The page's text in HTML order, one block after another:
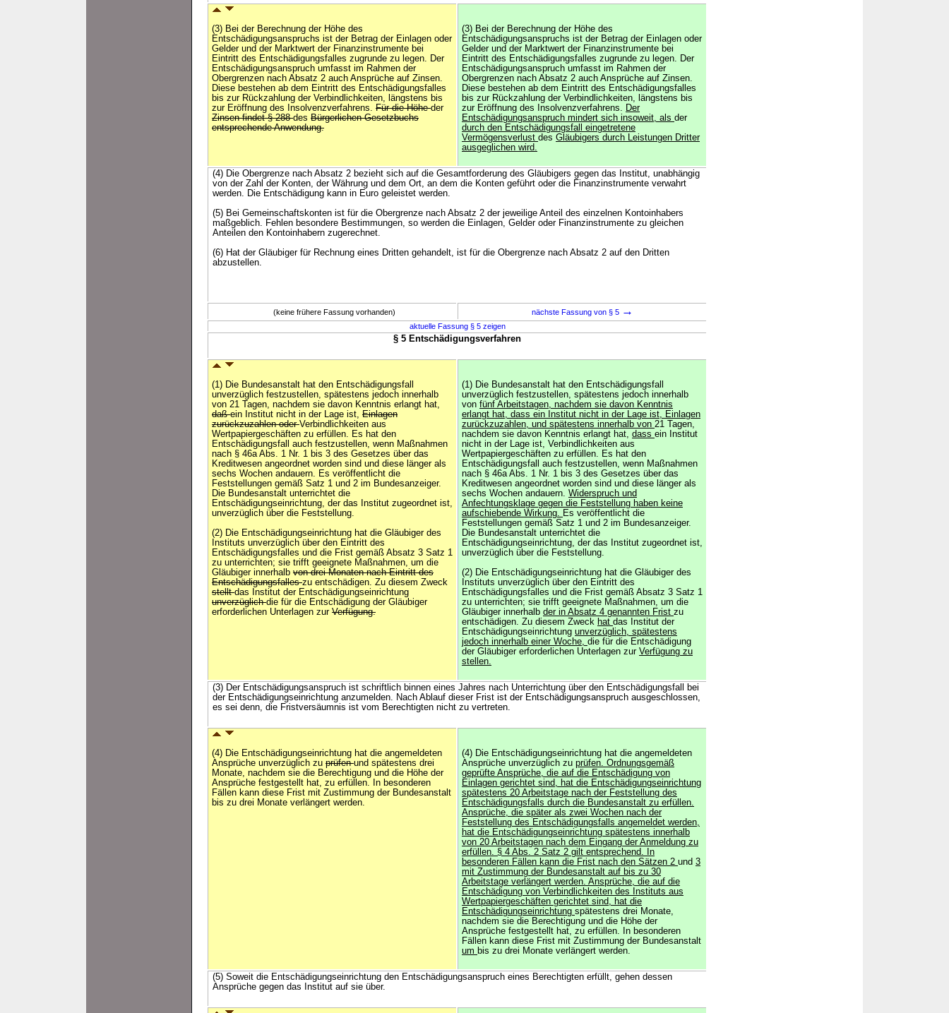
(3) Bei der Berechnung der Höhe des
Entschädigungsanspruchs ist der Betrag der Einlagen oder
Gelder und der Marktwert der Finanzinstrumente bei
Eintritt des Entschädigungsfalles zugrunde zu legen. Der
Entschädigungsanspruch umfasst im Rahmen der
Obergrenzen nach Absatz 2 auch Ansprüche auf Zinsen.
Diese bestehen ab dem Eintritt des Entschädigungsfalles
bis zur Rückzahlung der Verbindlichkeiten, längstens bis
zur Eröffnung des Insolvenzverfahrens. Für die Höheder
Zinsen findet § 288des Bürgerlichen Gesetzbuchs
entsprechende Anwendung.
(3) Bei der Berechnung der Höhe des
Entschädigungsanspruchs ist der Betrag der Einlagen oder
Gelder und der Marktwert der Finanzinstrumente bei
Eintritt des Entschädigungsfalles zugrunde zu legen. Der
Entschädigungsanspruch umfasst im Rahmen der
Obergrenzen nach Absatz 2 auch Ansprüche auf Zinsen.
Diese bestehen ab dem Eintritt des Entschädigungsfalles
bis zur Rückzahlung der Verbindlichkeiten, längstens bis
zur Eröffnung des Insolvenzverfahrens. Der
Entschädigungsanspruch mindert sich insoweit, als der
durch den Entschädigungsfall eingetretene
Vermögensverlust des Gläubigers durch Leistungen Dritter
ausgeglichen wird.
(4) Die Obergrenze nach Absatz 2 bezieht sich auf die Gesamtforderung des Gläubigers gegen das Institut, unabhängig
von der Zahl der Konten, der Währung und dem Ort, an dem die Konten geführt oder die Finanzinstrumente verwahrt
werden. Die Entschädigung kann in Euro geleistet werden.
(5) Bei Gemeinschaftskonten ist für die Obergrenze nach Absatz 2 der jeweilige Anteil des einzelnen Kontoinhabers
maßgeblich. Fehlen besondere Bestimmungen, so werden die Einlagen, Gelder oder Finanzinstrumente zu gleichen
Anteilen den Kontoinhabern zugerechnet.
(6) Hat der Gläubiger für Rechnung eines Dritten gehandelt, ist für die Obergrenze nach Absatz 2 auf den Dritten
abzustellen.
(keine frühere Fassung vorhanden) nächste Fassung von § 5 →
aktuelle Fassung § 5 zeigen
§ 5 Entschädigungsverfahren
(1) Die Bundesanstalt hat den Entschädigungsfall
unverzüglich festzustellen, spätestens jedoch innerhalb
von 21 Tagen, nachdem sie davon Kenntnis erlangt hat,
daßein Institut nicht in der Lage ist, Einlagen
zurückzuzahlen oderVerbindlichkeiten aus
Wertpapiergeschäften zu erfüllen. Es hat den
Entschädigungsfall auch festzustellen, wenn Maßnahmen
nach § 46a Abs. 1 Nr. 1 bis 3 des Gesetzes über das
Kreditwesen angeordnet worden sind und diese länger als
sechs Wochen andauern. Es veröffentlicht die
Feststellungen gemäß Satz 1 und 2 im Bundesanzeiger.
Die Bundesanstalt unterrichtet die
Entschädigungseinrichtung, der das Institut zugeordnet ist,
unverzüglich über die Feststellung.
(2) Die Entschädigungseinrichtung hat die Gläubiger des
Instituts unverzüglich über den Eintritt des
Entschädigungsfalles und die Frist gemäß Absatz 3 Satz 1
zu unterrichten; sie trifft geeignete Maßnahmen, um die
Gläubiger innerhalb von drei Monaten nach Eintritt des
Entschädigungsfalleszu entschädigen. Zu diesem Zweck
stelltdas Institut der Entschädigungseinrichtung
unverzüglichdie für die Entschädigung der Gläubiger
erforderlichen Unterlagen zur Verfügung.
(1) Die Bundesanstalt hat den Entschädigungsfall
unverzüglich festzustellen, spätestens jedoch innerhalb
von fünf Arbeitstagen, nachdem sie davon Kenntnis
erlangt hat, dass ein Institut nicht in der Lage ist, Einlagen
zurückzuzahlen, und spätestens innerhalb von 21 Tagen,
nachdem sie davon Kenntnis erlangt hat, dass ein Institut
nicht in der Lage ist, Verbindlichkeiten aus
Wertpapiergeschäften zu erfüllen. Es hat den
Entschädigungsfall auch festzustellen, wenn Maßnahmen
nach § 46a Abs. 1 Nr. 1 bis 3 des Gesetzes über das
Kreditwesen angeordnet worden sind und diese länger als
sechs Wochen andauern. Widerspruch und
Anfechtungsklage gegen die Feststellung haben keine
aufschiebende Wirkung. Es veröffentlicht die
Feststellungen gemäß Satz 1 und 2 im Bundesanzeiger.
Die Bundesanstalt unterrichtet die
Entschädigungseinrichtung, der das Institut zugeordnet ist,
unverzüglich über die Feststellung.
(2) Die Entschädigungseinrichtung hat die Gläubiger des
Instituts unverzüglich über den Eintritt des
Entschädigungsfalles und die Frist gemäß Absatz 3 Satz 1
zu unterrichten; sie trifft geeignete Maßnahmen, um die
Gläubiger innerhalb der in Absatz 4 genannten Frist zu
entschädigen. Zu diesem Zweck hat das Institut der
Entschädigungseinrichtung unverzüglich, spätestens
jedoch innerhalb einer Woche, die für die Entschädigung
der Gläubiger erforderlichen Unterlagen zur Verfügung zu
stellen.
(3) Der Entschädigungsanspruch ist schriftlich binnen eines Jahres nach Unterrichtung über den Entschädigungsfall bei
der Entschädigungseinrichtung anzumelden. Nach Ablauf dieser Frist ist der Entschädigungsanspruch ausgeschlossen,
es sei denn, die Fristversäumnis ist vom Berechtigten nicht zu vertreten.
(4) Die Entschädigungseinrichtung hat die angemeldeten
Ansprüche unverzüglich zu prüfenund spätestens drei
Monate, nachdem sie die Berechtigung und die Höhe der
Ansprüche festgestellt hat, zu erfüllen. In besonderen
Fällen kann diese Frist mit Zustimmung der Bundesanstalt
bis zu drei Monate verlängert werden.
(4) Die Entschädigungseinrichtung hat die angemeldeten
Ansprüche unverzüglich zu prüfen. Ordnungsgemäß
geprüfte Ansprüche, die auf die Entschädigung von
Einlagen gerichtet sind, hat die Entschädigungseinrichtung
spätestens 20 Arbeitstage nach der Feststellung des
Entschädigungsfalls durch die Bundesanstalt zu erfüllen.
Ansprüche, die später als zwei Wochen nach der
Feststellung des Entschädigungsfalls angemeldet werden,
hat die Entschädigungseinrichtung spätestens innerhalb
von 20 Arbeitstagen nach dem Eingang der Anmeldung zu
erfüllen. § 4 Abs. 2 Satz 2 gilt entsprechend. In
besonderen Fällen kann die Frist nach den Sätzen 2 und 3
mit Zustimmung der Bundesanstalt auf bis zu 30
Arbeitstage verlängert werden. Ansprüche, die auf die
Entschädigung von Verbindlichkeiten des Instituts aus
Wertpapiergeschäften gerichtet sind, hat die
Entschädigungseinrichtung spätestens drei Monate,
nachdem sie die Berechtigung und die Höhe der
Ansprüche festgestellt hat, zu erfüllen. In besonderen
Fällen kann diese Frist mit Zustimmung der Bundesanstalt
um bis zu drei Monate verlängert werden.
(5) Soweit die Entschädigungseinrichtung den Entschädigungsanspruch eines Berechtigten erfüllt, gehen dessen
Ansprüche gegen das Institut auf sie über.